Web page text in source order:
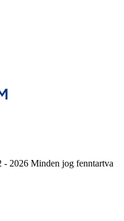
2026 Minden jog fenntartva